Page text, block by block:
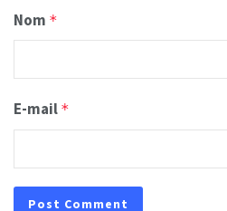
Nom *
E-mail *